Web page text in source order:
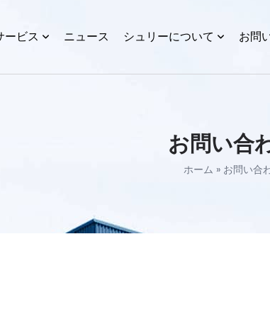
ービス ニュース シュリーについて お問
お問い合
ホーム » お問い合